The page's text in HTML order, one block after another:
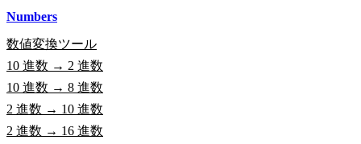
Numbers
数値変換ツール
10 進数 → 2 進数
10 進数 → 8 進数
2 進数 → 10 進数
2 進数 → 16 進数